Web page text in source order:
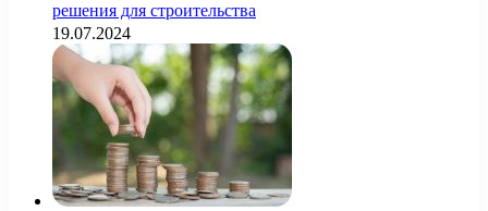
решения для строительства
19.07.2024